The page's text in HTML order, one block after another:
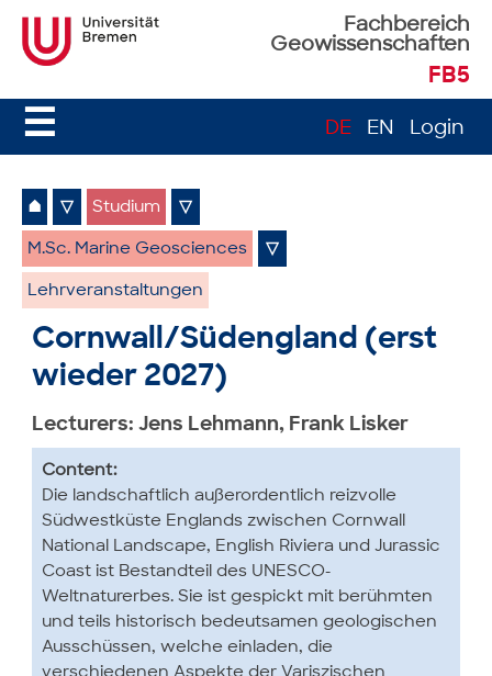
Fachbereich
Geowissenschaften
FB5
☰ DE EN Login
⌂ ▽ Studium ▽
M.Sc. Marine Geosciences ▽
Lehrveranstaltungen
Cornwall/Südengland (erst
wieder 2027)
Lecturers: Jens Lehmann, Frank Lisker
Content:
Die landschaftlich außerordentlich reizvolle
Südwestküste Englands zwischen Cornwall
National Landscape, English Riviera und Jurassic
Coast ist Bestandteil des UNESCO-
Weltnaturerbes. Sie ist gespickt mit berühmten
und teils historisch bedeutsamen geologischen
Ausschüssen, welche einladen, die